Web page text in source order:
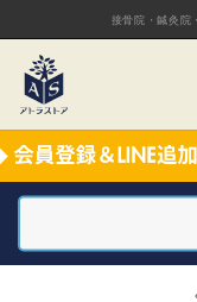
接骨院・鍼灸院